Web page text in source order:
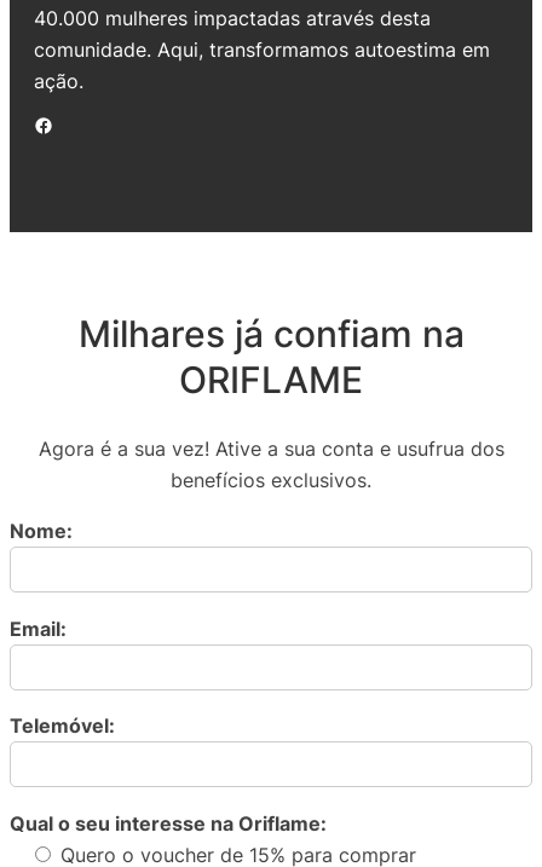
40.000 mulheres impactadas através desta
comunidade. Aqui, transformamos autoestima em
ação.
Facebook
Milhares já confiam na
ORIFLAME
Agora é a sua vez! Ative a sua conta e usufrua dos
benefícios exclusivos.
Nome:
Email:
Telemóvel:
Qual o seu interesse na Oriflame:
Quero o voucher de 15% para comprar